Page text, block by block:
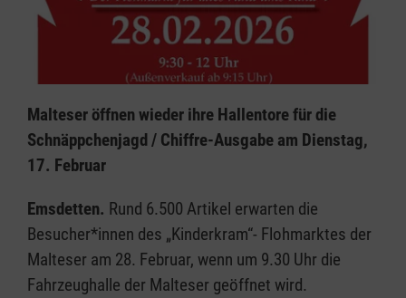
Malteser öffnen wieder ihre Hallentore für die
Schnäppchenjagd / Chiffre-Ausgabe am Dienstag,
17. Februar
Emsdetten. Rund 6.500 Artikel erwarten die
Besucher*innen des „Kinderkram“- Flohmarktes der
Malteser am 28. Februar, wenn um 9.30 Uhr die
Fahrzeughalle der Malteser geöffnet wird.